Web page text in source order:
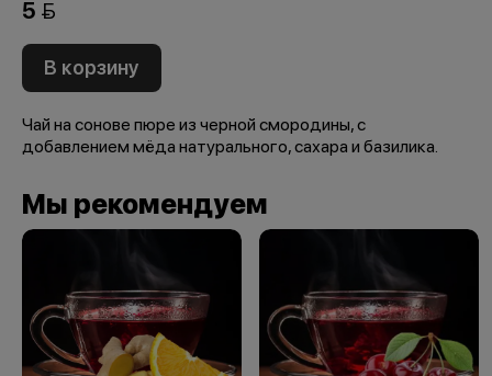
5 
В корзину
Чай на сонове пюре из черной смородины, с
добавлением мёда натурального, сахара и базилика.
Мы рекомендуем